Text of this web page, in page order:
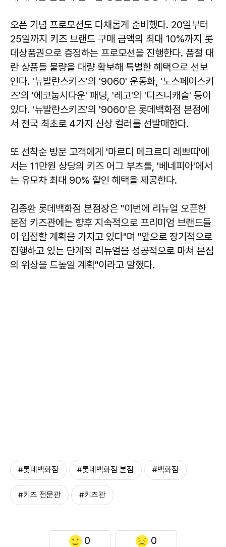
오픈 기념 프로모션도 다채롭게 준비했다. 20일부터
25일까지 키즈 브랜드 구매 금액의 최대 10%까지 롯
데상품권으로 증정하는 프로모션을 진행한다. 품절 대
란 상품들 물량을 대량 확보해 특별한 혜택으로 선보
인다. '뉴발란스키즈'의 '9060' 운동화, '노스페이스키
즈'의 '에코눕시다운' 패딩, '레고'의 '디즈니캐슬' 등이
있다. '뉴발란스키즈'의 '9060'은 롯데백화점 본점에
서 전국 최초로 4가지 신상 컬러를 선발매한다.
또 선착순 방문 고객에게 '마르디 메크르디 레쁘띠'에
서는 11만원 상당의 키즈 어그 부츠를, '베네피아'에서
는 유모차 최대 90% 할인 혜택을 제공한다.
김종환 롯데백화점 본점장은 "이번에 리뉴얼 오픈한
본점 키즈관에는 향후 지속적으로 프리미엄 브랜드들
이 입점할 계획을 가지고 있다"며 "앞으로 장기적으로
진행하고 있는 단계적 리뉴얼을 성공적으로 마쳐 본점
의 위상을 드높일 계획"이라고 말했다.
#롯데백화점 #롯데백화점 본점 #백화점
#키즈 전문관 #키즈관
0 0